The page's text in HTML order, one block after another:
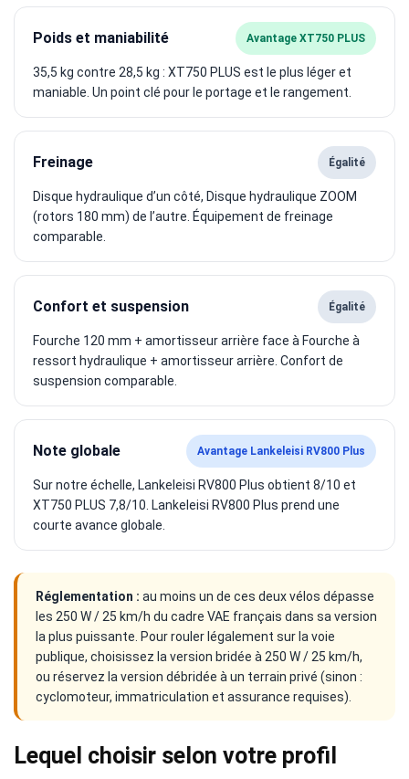
Poids et maniabilité Avantage XT750 PLUS
35,5 kg contre 28,5 kg : XT750 PLUS est le plus léger et
maniable. Un point clé pour le portage et le rangement.
Freinage Égalité
Disque hydraulique d’un côté, Disque hydraulique ZOOM
(rotors 180 mm) de l’autre. Équipement de freinage
comparable.
Confort et suspension Égalité
Fourche 120 mm + amortisseur arrière face à Fourche à
ressort hydraulique + amortisseur arrière. Confort de
suspension comparable.
Note globale Avantage Lankeleisi RV800 Plus
Sur notre échelle, Lankeleisi RV800 Plus obtient 8/10 et
XT750 PLUS 7,8/10. Lankeleisi RV800 Plus prend une
courte avance globale.
Réglementation : au moins un de ces deux vélos dépasse
les 250 W / 25 km/h du cadre VAE français dans sa version
la plus puissante. Pour rouler légalement sur la voie
publique, choisissez la version bridée à 250 W / 25 km/h,
ou réservez la version débridée à un terrain privé (sinon :
cyclomoteur, immatriculation et assurance requises).
Lequel choisir selon votre profil